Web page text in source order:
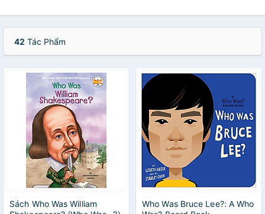
42 Tác Phẩm
Sách Who Was William
Who Was Bruce Lee?: A Who